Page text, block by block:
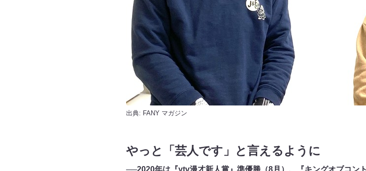
出典: FANY マガジン
やっと「芸人です」と言えるように
──2020年は『ytv漫才新人賞』準優勝（8月）、『キングオブコン